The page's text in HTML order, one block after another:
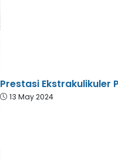
Prestasi Ekstrakulikuler
13 May 2024